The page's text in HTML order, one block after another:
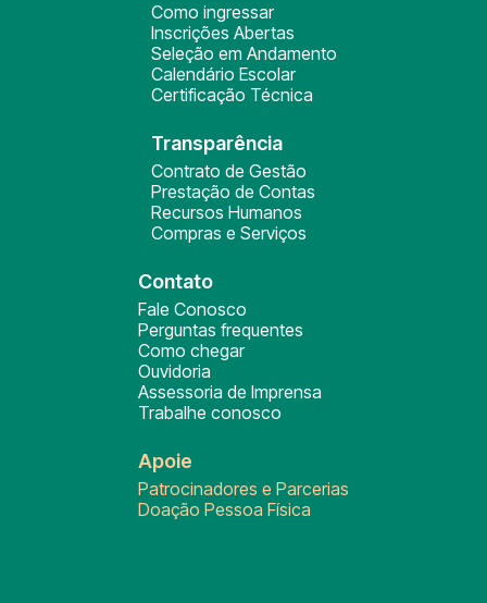
Como ingressar
Inscrições Abertas
Seleção em Andamento
Calendário Escolar
Certificação Técnica
Transparência
Contrato de Gestão
Prestação de Contas
Recursos Humanos
Compras e Serviços
Contato
Fale Conosco
Perguntas frequentes
Como chegar
Ouvidoria
Assessoria de Imprensa
Trabalhe conosco
Apoie
Patrocinadores e Parcerias
Doação Pessoa Física